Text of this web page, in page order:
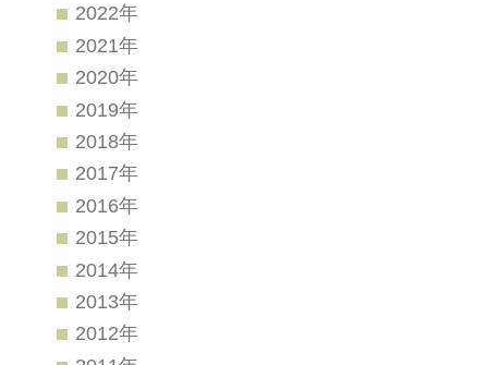
2022年
2021年
2020年
2019年
2018年
2017年
2016年
2015年
2014年
2013年
2012年